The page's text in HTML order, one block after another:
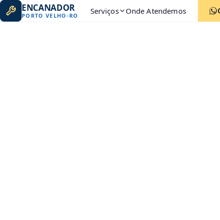
ENCANADOR
PORTO VELHO -RO Serviços Onde Atendemos